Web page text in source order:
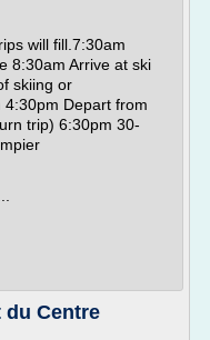
will fill.7:30am
8:30am Arrive at ski
skiing or
Depart from
trip) 6:30pm 30-
du Centre